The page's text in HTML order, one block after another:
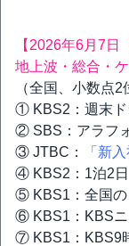
【2026年6月7日
地上波・総合・
（全国、小数点2
① KBS2：週末ド
② SBS：アラフ
③ JTBC：
「新
④ KBS2：1泊2日
⑤ KBS1：全国の
⑥ KBS1：KBSニ
⑦ KBS1：KBS9